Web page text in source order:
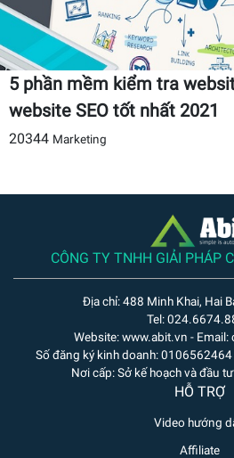
5 phần mềm kiểm tra
website SEO tốt nhất 2021
20344 Marketing
CÔNG TY TNHH GIẢI PHÁP
Địa chỉ: 488 Minh Khai, Hai
Tel:
Website: www.abit.vn -
Số đăng ký kinh doanh:
Nơi cấp: Sở kế hoạch và đầu
HỖ TRỢ
Video hướng
Affiliate